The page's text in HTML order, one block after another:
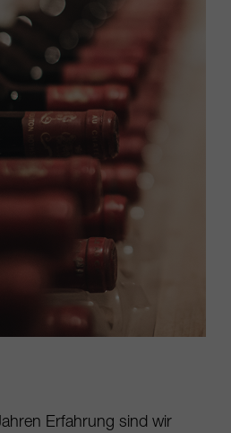
Erfahrung sind wir